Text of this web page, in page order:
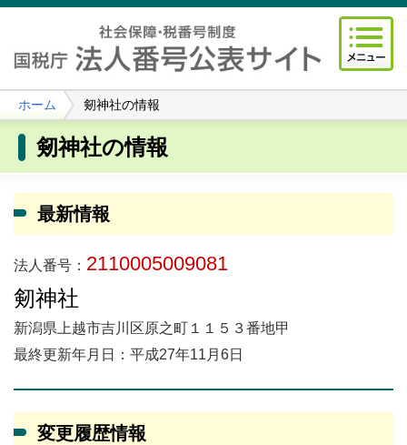
ホーム 剱神社の情報
剱神社の情報
最新情報
法人番号： 2110005009081
剱神社
新潟県上越市吉川区原之町１１５３番地甲
最終更新年月日：平成27年11月6日
変更履歴情報